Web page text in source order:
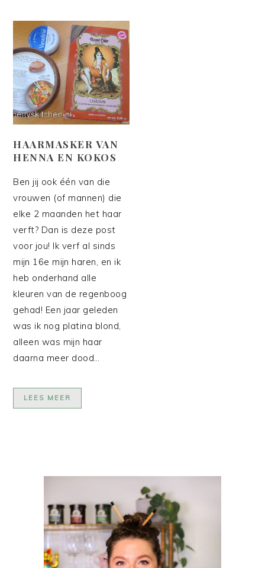
HAARMASKER VAN
HENNA EN KOKOS
Ben jij ook één van die
vrouwen (of mannen) die
elke 2 maanden het haar
verft? Dan is deze post
voor jou! Ik verf al sinds
mijn 16e mijn haren, en ik
heb onderhand alle
kleuren van de regenboog
gehad! Een jaar geleden
was ik nog platina blond,
alleen was mijn haar
daarna meer dood…
LEES MEER